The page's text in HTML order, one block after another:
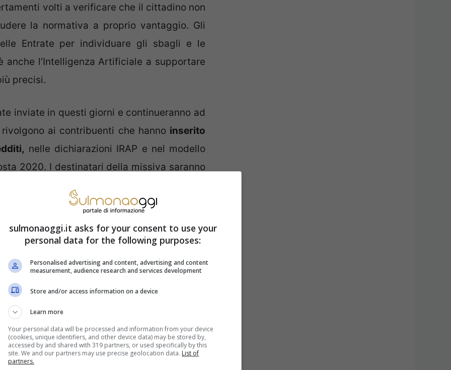
volti a verificare che il cittadino non
la normativa a proprio vantaggio. Gli
Entrate per individuare gli sbagli e le
anche l’Intelligenza Artificiale a supportare
precisi.
inviate in questi giorni e continueranno ad
ai contribuenti che hanno inserito
nelle dichiarazioni IRAP e nel modello
2020. I destinatari della missiva saranno
spontaneo per sanare la posizione.
lettere di compliance
la compilazione dei campi allora il
integrativa con i dati corretti.
nei registri RNA, SIAN e SIPA sia diverso,
ricevuto pagando anche gli interessi. Il
aiuti di Stato o in regime de minimis
negli appositi registri.
sulmonaoggi.it asks for your consent to use your
personal data for the following purposes:
Personalised advertising and content, advertising and content
measurement, audience research and services development
Store and/or access information on a device
Learn more
Your personal data will be processed and information from your device
(cookies, unique identifiers, and other device data) may be stored by,
accessed by and shared with 319 partners, or used specifically by this
site. We and our partners may use precise geolocation data. List of
partners.